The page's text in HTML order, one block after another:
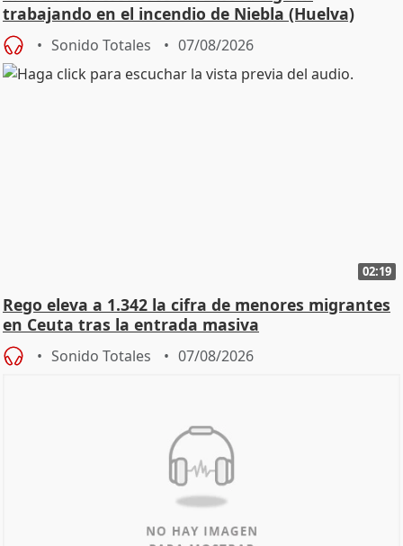
trabajando en el incendio de Niebla (Huelva)
Sonido Totales 07/08/2026
02:19
Rego eleva a 1.342 la cifra de menores migrantes
en Ceuta tras la entrada masiva
Sonido Totales 07/08/2026